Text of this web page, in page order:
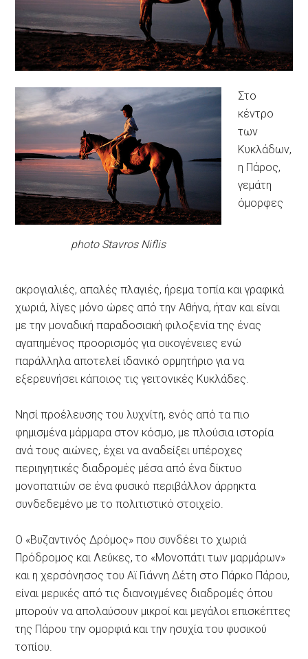
photo Stavros Niflis
Στο
κέντρο
των
Κυκλάδων,
η Πάρος,
γεμάτη
όμορφες
ακρογιαλιές, απαλές πλαγιές, ήρεμα τοπία και γραφικά
χωριά, λίγες μόνο ώρες από την Αθήνα, ήταν και είναι
με την μοναδική παραδοσιακή φιλοξενία της ένας
αγαπημένος προορισμός για οικογένειες ενώ
παράλληλα αποτελεί ιδανικό ορμητήριο για να
εξερευνήσει κάποιος τις γειτονικές Κυκλάδες.
Νησί προέλευσης του λυχνίτη, ενός από τα πιο
φημισμένα μάρμαρα στον κόσμο, με πλούσια ιστορία
ανά τους αιώνες, έχει να αναδείξει υπέροχες
περιηγητικές διαδρομές μέσα από ένα δίκτυο
μονοπατιών σε ένα φυσικό περιβάλλον άρρηκτα
συνδεδεμένο με το πολιτιστικό στοιχείο.
Ο «Βυζαντινός Δρόμος» που συνδέει το χωριά
Πρόδρομος και Λεύκες, το «Μονοπάτι των μαρμάρων»
και η χερσόνησος του Αϊ Γιάννη Δέτη στο Πάρκο Πάρου,
είναι μερικές από τις διανοιγμένες διαδρομές όπου
μπορούν να απολαύσουν μικροί και μεγάλοι επισκέπτες
της Πάρου την ομορφιά και την ησυχία του φυσικού
τοπίου.